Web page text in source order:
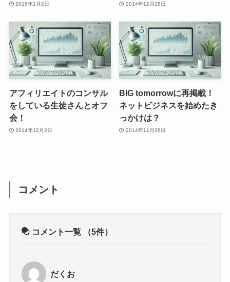
2015年2月2日 2014年12月28日
アフィリエイトのコンサル
をしている生徒さんとオフ
会！
2014年12月2日
BIG tomorrowに再掲載！
ネットビジネスを始めたき
っかけは？
2014年11月26日
コメント
コメント一覧 （5件）
だくお